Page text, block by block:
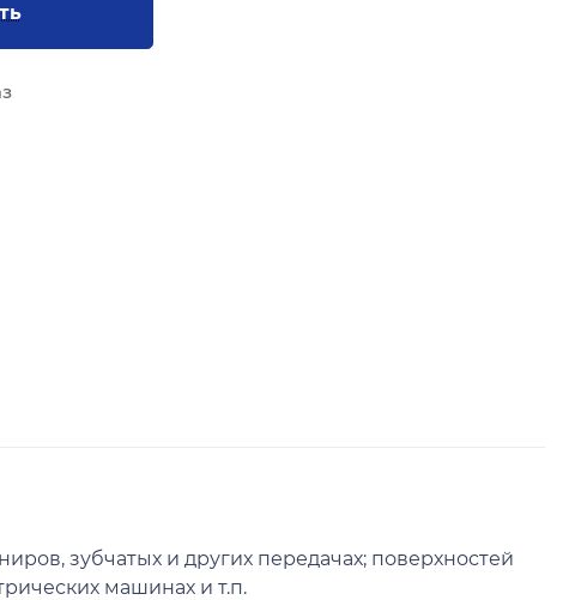
зубчатых и других передачах; поверхностей
машинах и т.п.